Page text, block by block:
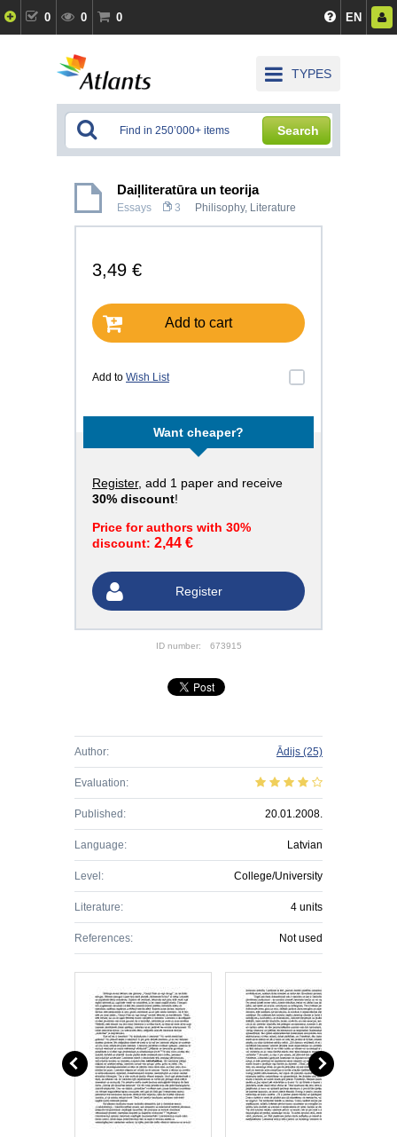
0 0 0 EN
TYPES
Search
Daiļliteratūra un teorija
Essays 3 Philisophy, Literature
3,49 €
Add to cart
Add to Wish List
Want cheaper?
Register, add 1 paper and receive
30% discount!
Price for authors with 30%
discount: 2,44 €
Register
ID number: 673915
Author: Ādijs (25)
Evaluation:
Published: 20.01.2008.
Language: Latvian
Level: College/University
Literature: 4 units
References: Not used